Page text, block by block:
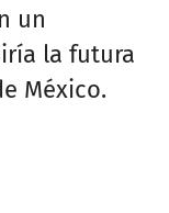
un
la futura
México.